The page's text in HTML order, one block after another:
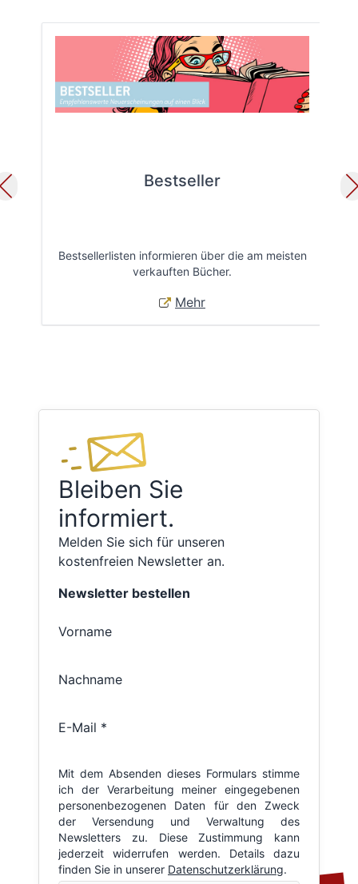
Bestseller
Bestsellerlisten informieren über die am meisten
verkauften Bücher.
Mehr
Bleiben Sie
informiert.
Melden Sie sich für unseren
kostenfreien Newsletter an.